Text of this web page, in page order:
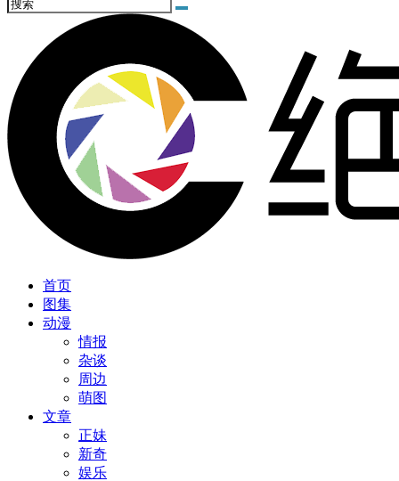
首页
图集
动漫
情报
杂谈
周边
萌图
文章
正妹
新奇
娱乐